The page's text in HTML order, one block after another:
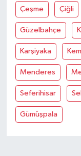
Çeşme Çiğli
Güzelbahçe
Karşiyaka
Menderes
Seferihisar
Gümüşpala